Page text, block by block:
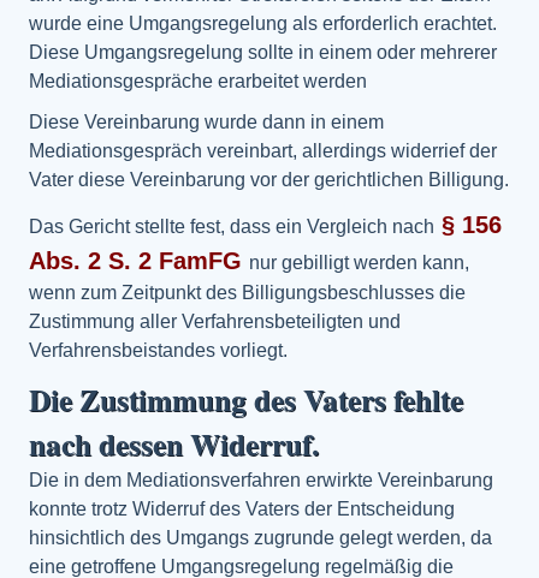
wurde eine Umgangsregelung als erforderlich erachtet.
Diese Umgangsregelung sollte in einem oder mehrerer
Mediationsgespräche erarbeitet werden
Diese Vereinbarung wurde dann in einem
Mediationsgespräch vereinbart, allerdings widerrief der
Vater diese Vereinbarung vor der gerichtlichen Billigung.
Das Gericht stellte fest, dass ein Vergleich nach § 156
Abs. 2 S. 2 FamFG nur gebilligt werden kann,
wenn zum Zeitpunkt des Billigungsbeschlusses die
Zustimmung aller Verfahrensbeteiligten und
Verfahrensbeistandes vorliegt.
Die Zustimmung des Vaters fehlte
nach dessen Widerruf.
Die in dem Mediationsverfahren erwirkte Vereinbarung
konnte trotz Widerruf des Vaters der Entscheidung
hinsichtlich des Umgangs zugrunde gelegt werden, da
eine getroffene Umgangsregelung regelmäßig die